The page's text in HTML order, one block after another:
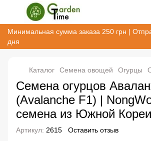
Минимальная сумма заказа 250 грн |
дня
Каталог Семена овощей Огурцы
Семена огурцов
(Avalanche F1) |
семена из Южной Кореи
Артикул: 2615 Оставить отзыв